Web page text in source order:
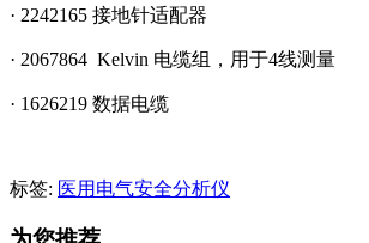
· 2242165 接地针适配器
· 2067864 Kelvin 电缆组，用于4线测量
· 1626219 数据电缆
标签: 医用电气安全分析仪